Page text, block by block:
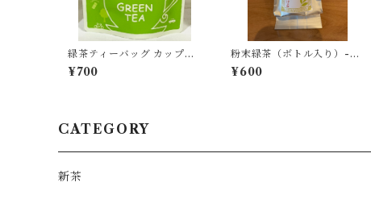
緑茶ティーバッグ カップ用
-3g×15個入-
¥700
粉末緑茶（ボトル入り）-40
g-
¥600
CATEGORY
新茶